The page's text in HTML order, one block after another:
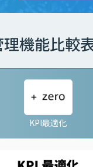
機能比較
KPI最適化